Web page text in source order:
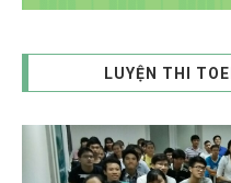
LUYỆN THI